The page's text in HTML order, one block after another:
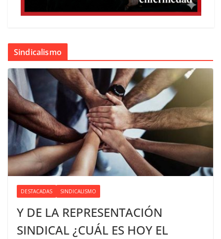
Sindicalismo
DESTACADAS SINDICALISMO
Y DE LA REPRESENTACIÓN
SINDICAL ¿CUÁL ES HOY EL